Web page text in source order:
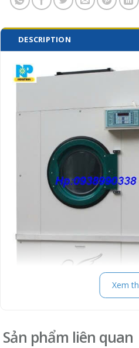
DESCRIPTION
Hãng máy : SWAN WASHING
Xem
Sản phẩm liên quan